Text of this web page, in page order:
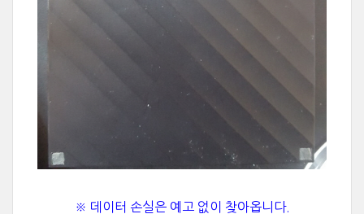
※ 데이터 손실은 예고 없이 찾아옵니다.